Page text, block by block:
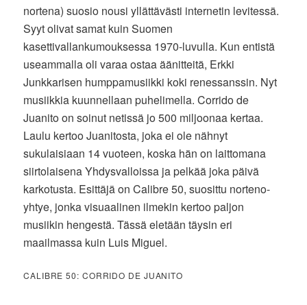
nortena) suosio nousi yllättävästi internetin levitessä.
Syyt olivat samat kuin Suomen
kasettivallankumouksessa 1970-luvulla. Kun entistä
useammalla oli varaa ostaa äänitteitä, Erkki
Junkkarisen humppamusiikki koki renessanssin. Nyt
musiikkia kuunnellaan puhelimella. Corrido de
Juanito on soinut netissä jo 500 miljoonaa kertaa.
Laulu kertoo Juanitosta, joka ei ole nähnyt
sukulaisiaan 14 vuoteen, koska hän on laittomana
siirtolaisena Yhdysvalloissa ja pelkää joka päivä
karkotusta. Esittäjä on Calibre 50, suosittu norteno-
yhtye, jonka visuaalinen ilmekin kertoo paljon
musiikin hengestä. Tässä eletään täysin eri
maailmassa kuin Luis Miguel.
CALIBRE 50: CORRIDO DE JUANITO